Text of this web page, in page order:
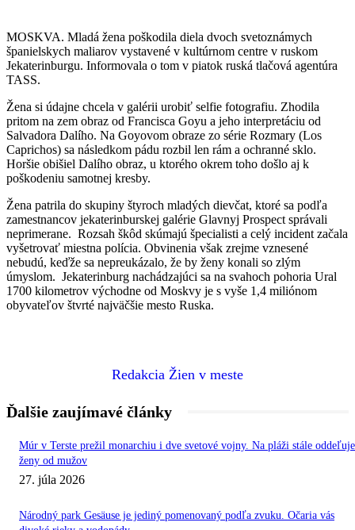
MOSKVA. Mladá žena poškodila diela dvoch svetoznámych
španielskych maliarov vystavené v kultúrnom centre v ruskom
Jekaterinburgu. Informovala o tom v piatok ruská tlačová agentúra
TASS.
Žena si údajne chcela v galérii urobiť selfie fotografiu. Zhodila
pritom na zem obraz od Francisca Goyu a jeho interpretáciu od
Salvadora Dalího. Na Goyovom obraze zo série Rozmary (Los
Caprichos) sa následkom pádu rozbil len rám a ochranné sklo.
Horšie obišiel Dalího obraz, u ktorého okrem toho došlo aj k
poškodeniu samotnej kresby.
Žena patrila do skupiny štyroch mladých dievčat, ktoré sa podľa
zamestnancov jekaterinburskej galérie Glavnyj Prospect správali
neprimerane. Rozsah škôd skúmajú špecialisti a celý incident začala
vyšetrovať miestna polícia. Obvinenia však zrejme vznesené
nebudú, keďže sa nepreukázalo, že by ženy konali so zlým
úmyslom. Jekaterinburg nachádzajúci sa na svahoch pohoria Ural
1700 kilometrov východne od Moskvy je s vyše 1,4 miliónom
obyvateľov štvrté najväčšie mesto Ruska.
Redakcia Žien v meste
Ďalšie zaujímavé články
Múr v Terste prežil monarchiu i dve svetové vojny. Na pláži stále oddeľuje
ženy od mužov
27. júla 2026
Národný park Gesäuse je jediný pomenovaný podľa zvuku. Očaria vás